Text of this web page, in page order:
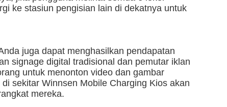
ke stasiun pengisian lain di dekatnya untuk
juga dapat menghasilkan pendapatan
signage digital tradisional dan pemutar iklan
untuk menonton video dan gambar
sekitar Winnsen Mobile Charging Kios akan
mereka.